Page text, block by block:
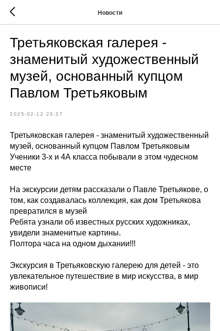
Новости
Третьяковская галерея -
знаменитый художественный
музей, основанный купцом
Павлом Третьяковым
2025-02-12 23:37
Третьяковская галерея - знаменитый художественный
музей, основанный купцом Павлом Третьяковым
Ученики 3-х и 4А класса побывали в этом чудесном
месте
На экскурсии детям рассказали о Павле Третьякове, о
том, как создавалась коллекция, как дом Третьякова
превратился в музей
Ребята узнали об известных русских художниках,
увидели знаменитые картины.
Полтора часа на одном дыхании!!!
Экскурсия в Третьяковскую галерею для детей - это
увлекательное путешествие в мир искусства, в мир
живописи!